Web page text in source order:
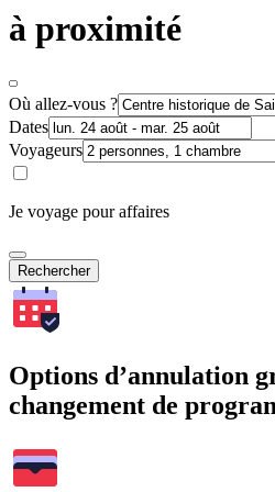
à proximité
Où allez-vous ?
Dates
Voyageurs
Je voyage pour affaires
Rechercher
Options d’annulation
changement de